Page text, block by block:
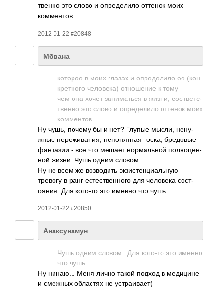
твенно это слово и опре­делило оттенок моих
комм­ентов.
2012-01-22 #20848
Мбвана
которое в моих глазах и опре­делило ее (кон­
крет­ного чело­века) отно­шение к тому
чем она хочет зани­маться в жизни, соот­ветс­
твенно это слово и опре­делило оттенок моих
комм­ентов.
Ну чушь, почему бы и нет? Глупые мысли, нену­
жные пере­жива­ния, непо­нятная тоска, бред­овые
фант­азии - все что мешает норм­альной полн­оцен­
ной жизни. Чушь одним словом.
Ну не всем же возв­одить экзи­стен­циал­ьную
тревогу в ранг есте­стве­нного для чело­века сост­
ояния. Для кого-то это именно что чушь.
2012-01-22 #20850
Анаксунамун
Чушь одним слов­ом..­.Для кого-то это именно
что чушь.
Ну нина­ю... Меня лично такой подход в меди­цине
и смежных обла­стях не устр­аива­ет(